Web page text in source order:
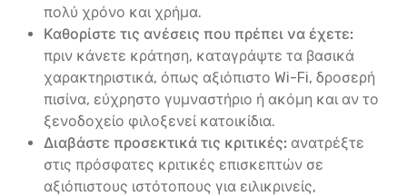
πολύ χρόνο και χρήμα.
Καθορίστε τις ανέσεις που πρέπει να έχετε:
πριν κάνετε κράτηση, καταγράψτε τα βασικά
χαρακτηριστικά, όπως αξιόπιστο Wi-Fi, δροσερή
πισίνα, εύχρηστο γυμναστήριο ή ακόμη και αν το
ξενοδοχείο φιλοξενεί κατοικίδια.
Διαβάστε προσεκτικά τις κριτικές: ανατρέξτε
στις πρόσφατες κριτικές επισκεπτών σε
αξιόπιστους ιστότοπους για ειλικρινείς,